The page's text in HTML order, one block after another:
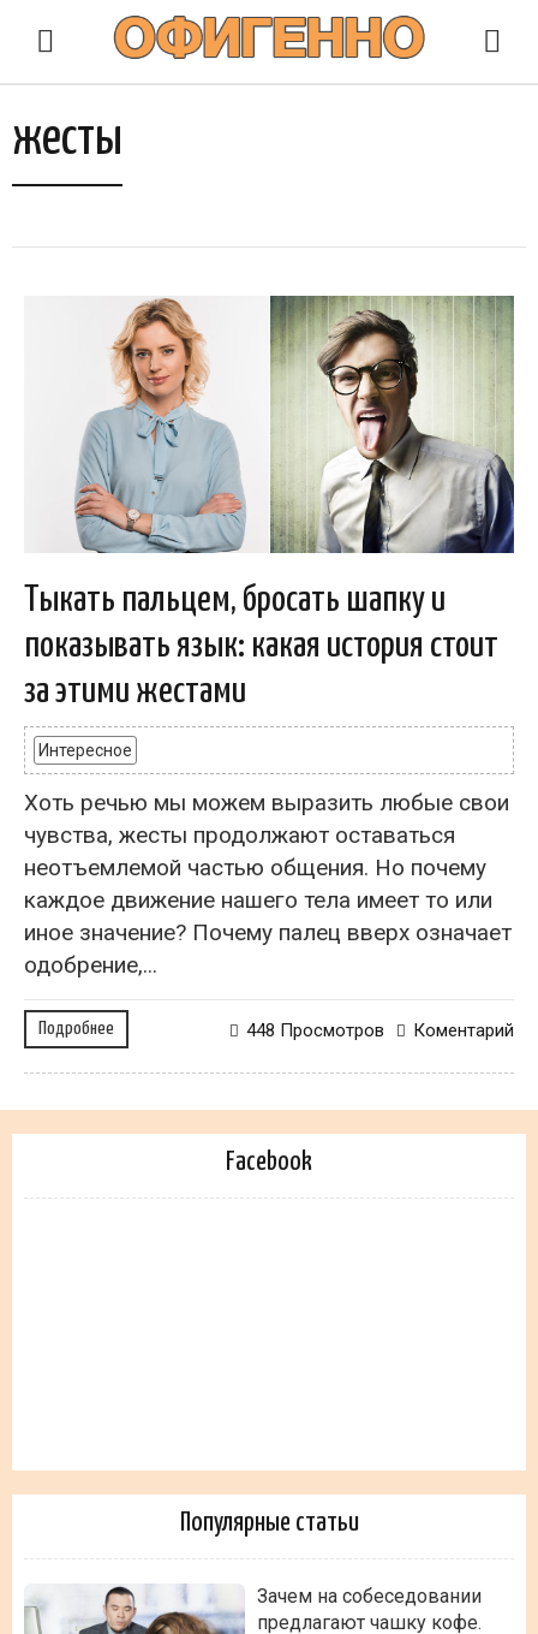
жесты
Тыкать пальцем, бросать шапку и
показывать язык: какая история стоит
за этими жестами
Интересное
Хоть речью мы можем выразить любые свои
чувства, жесты продолжают оставаться
неотъемлемой частью общения. Но почему
каждое движение нашего тела имеет то или
иное значение? Почему палец вверх означает
одобрение,...
Подробнее Коментарий
448 Просмотров
Facebook
Популярные статьи
Зачем на собеседовании
предлагают чашку кофе.